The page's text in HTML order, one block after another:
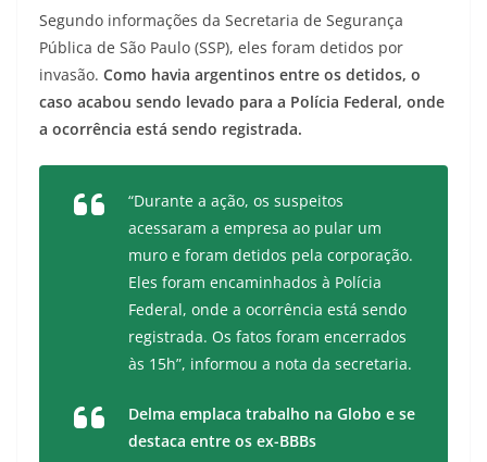
Segundo informações da Secretaria de Segurança
Pública de São Paulo (SSP), eles foram detidos por
invasão. Como havia argentinos entre os detidos, o
caso acabou sendo levado para a Polícia Federal, onde
a ocorrência está sendo registrada.
“Durante a ação, os suspeitos
acessaram a empresa ao pular um
muro e foram detidos pela corporação.
Eles foram encaminhados à Polícia
Federal, onde a ocorrência está sendo
registrada. Os fatos foram encerrados
às 15h”, informou a nota da secretaria.
Delma emplaca trabalho na Globo e se
destaca entre os ex-BBBs